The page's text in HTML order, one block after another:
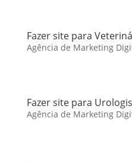
Fazer site para
Agência de Marketing
Fazer site para
Agência de Marketing